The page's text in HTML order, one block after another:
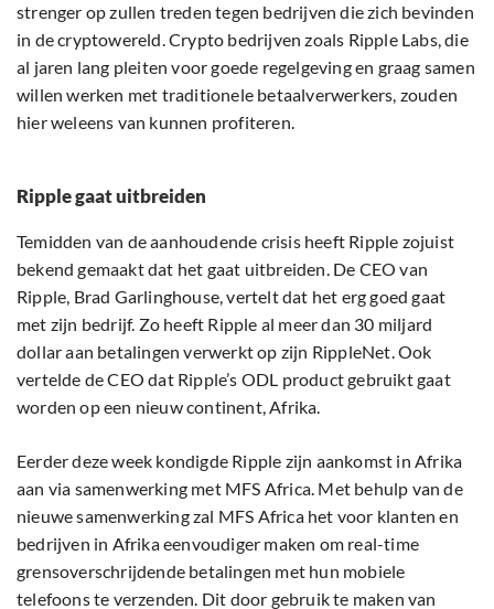
strenger op zullen treden tegen bedrijven die zich bevinden
in de cryptowereld. Crypto bedrijven zoals Ripple Labs, die
al jaren lang pleiten voor goede regelgeving en graag samen
willen werken met traditionele betaalverwerkers, zouden
hier weleens van kunnen profiteren.
Ripple gaat uitbreiden
Temidden van de aanhoudende crisis heeft Ripple zojuist
bekend gemaakt dat het gaat uitbreiden. De CEO van
Ripple, Brad Garlinghouse, vertelt dat het erg goed gaat
met zijn bedrijf. Zo heeft Ripple al meer dan 30 miljard
dollar aan betalingen verwerkt op zijn RippleNet. Ook
vertelde de CEO dat Ripple’s ODL product gebruikt gaat
worden op een nieuw continent, Afrika.
Eerder deze week kondigde Ripple zijn aankomst in Afrika
aan via samenwerking met MFS Africa. Met behulp van de
nieuwe samenwerking zal MFS Africa het voor klanten en
bedrijven in Afrika eenvoudiger maken om real-time
grensoverschrijdende betalingen met hun mobiele
telefoons te verzenden. Dit door gebruik te maken van